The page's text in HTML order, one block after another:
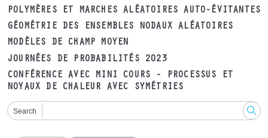
POLYMÈRES ET MARCHES ALÉATOIRES AUTO-ÉVITANTES
GÉOMÉTRIE DES ENSEMBLES NODAUX ALÉATOIRES
MODÈLES DE CHAMP MOYEN
JOURNÉES DE PROBABILITÉS 2023
CONFÉRENCE AVEC MINI COURS - PROCESSUS ET
NOYAUX DE CHALEUR AVEC SYMÉTRIES
Search